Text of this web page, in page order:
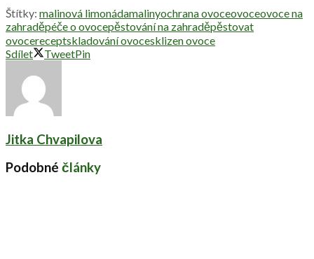
Štítky: malinová limonádamalinyochrana ovoceovoceovoce na
zahraděpéče o ovocepěstování na zahraděpěstovat
ovocereceptskladování ovocesklizen ovoce
Sdílet
TweetPin
Jitka Chvapilova
Podobné články